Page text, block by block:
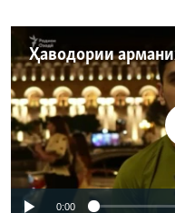
Феълан
0:00